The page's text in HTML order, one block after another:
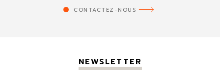
CONTACTEZ-NOUS
NEWSLETTER